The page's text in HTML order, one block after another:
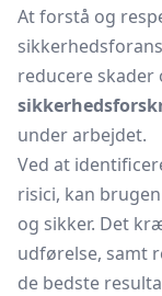
At forstå og
reducere skader
under arbejdet.
Ved at
risici, kan
og sikker. Det
udførelse, samt
de bedste